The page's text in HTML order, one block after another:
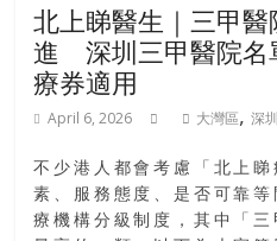
北上睇醫生｜三甲
進 深圳三甲醫院名
療券適用
April 6, 2026 大灣區,深圳
不少港人都會考慮「北上
素、服務態度、是否可靠
療機構分級制度，其中「